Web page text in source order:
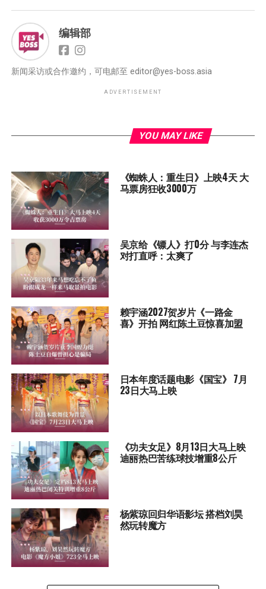
编辑部
新闻采访或合作邀约，可电邮至 editor@yes-boss.asia
ADVERTISEMENT
YOU MAY LIKE
《蜘蛛人：重生日》上映4天 大
马票房狂收3000万
吴京给《镖人》打0分 与李连杰
对打直呼：太爽了
赖宇涵2027贺岁片《一路金
喜》开拍 网红陈土豆惊喜加盟
日本年度话题电影《国宝》 7月
23日大马上映
《功夫女足》8月13日大马上映
迪丽热巴苦练球技增重8公斤
杨紫琼回归华语影坛 搭档刘昊
然玩转魔方